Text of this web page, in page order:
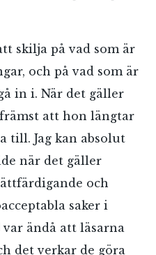
skilja på vad som är
och på vad som är
in i. När det gäller
att hon längtar
till. Jag kan absolut
när det gäller
och
saker i
ändå att läsarna
det verkar de göra